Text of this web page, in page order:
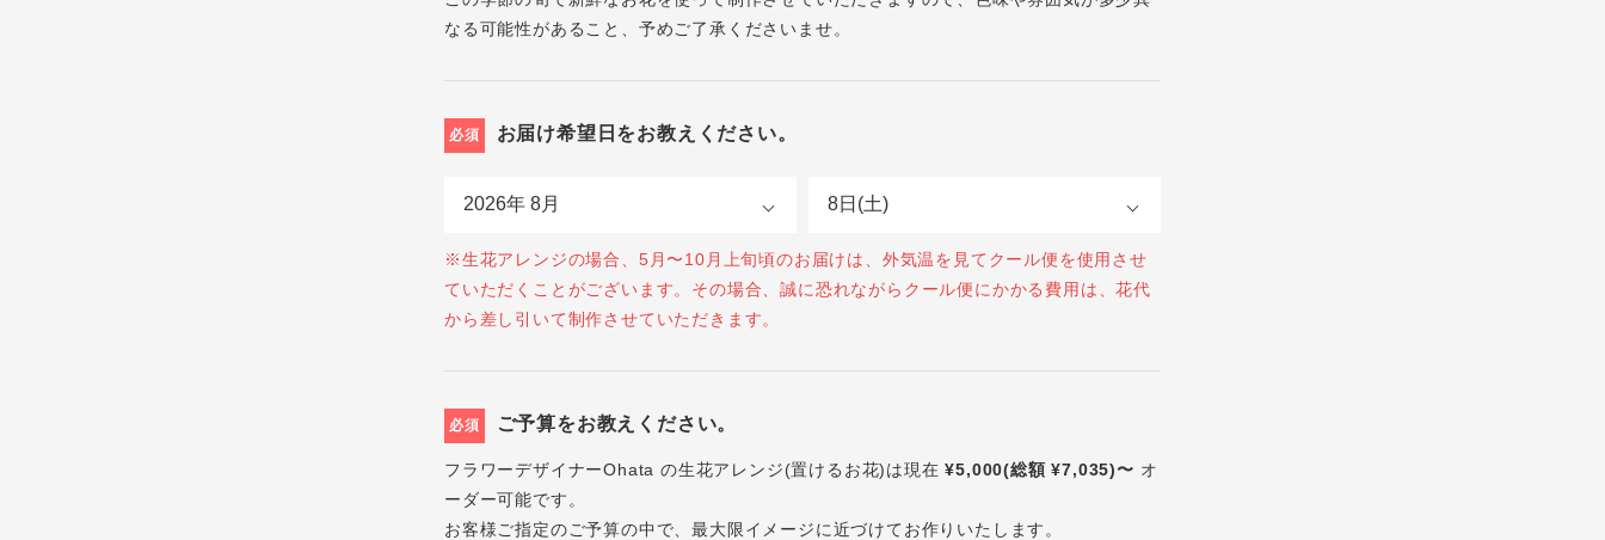
なる可能性があること、予めご了承くださいませ。
必須 お届け希望日をお教えください。
※生花アレンジの場合、5月〜10月上旬頃のお届けは、外気温を見てクール便を使用させ
ていただくことがございます。その場合、誠に恐れながらクール便にかかる費用は、花代
から差し引いて制作させていただきます。
必須 ご予算をお教えください。
フラワーデザイナーOhata の生花アレンジ(置けるお花)は現在¥5,000(総額 ¥7,035)〜 オ
ーダー可能です。
お客様ご指定のご予算の中で、最大限イメージに近づけてお作りいたします。